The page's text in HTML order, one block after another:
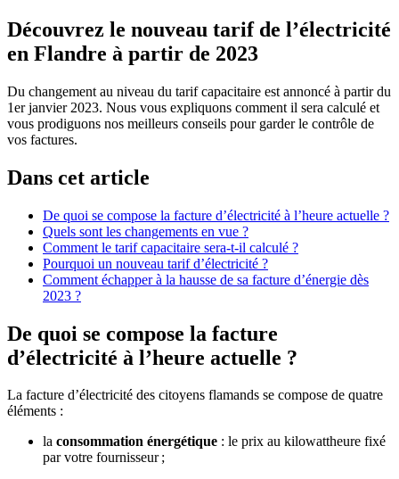
Découvrez le nouveau tarif de l’électricité
en Flandre à partir de 2023
Du changement au niveau du tarif capacitaire est annoncé à partir du
1er janvier 2023. Nous vous expliquons comment il sera calculé et
vous prodiguons nos meilleurs conseils pour garder le contrôle de
vos factures.
Dans cet article
De quoi se compose la facture d’électricité à l’heure actuelle ?
Quels sont les changements en vue ?
Comment le tarif capacitaire sera-t-il calculé ?
Pourquoi un nouveau tarif d’électricité ?
Comment échapper à la hausse de sa facture d’énergie dès
2023 ?
De quoi se compose la facture
d’électricité à l’heure actuelle ?
La facture d’électricité des citoyens flamands se compose de quatre
éléments :
la consommation énergétique : le prix au kilowattheure fixé
par votre fournisseur ;